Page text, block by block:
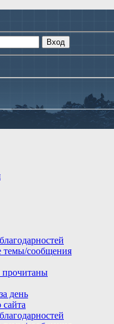
темы/сообщения
прочитаны
день
сайта